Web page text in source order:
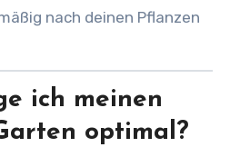
nach deinen Pflanzen
ich meinen
optimal?